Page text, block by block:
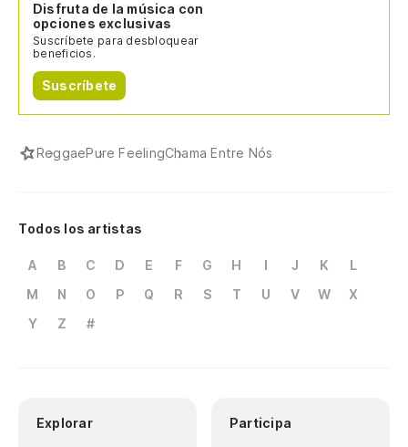
Disfruta de la música con
opciones exclusivas
Suscríbete para desbloquear
beneficios.
Suscríbete
ReggaePure FeelingChama Entre Nós
Todos los artistas
A B C D E F G H I J K
L
M
N O P Q R S T U V W
X
Y
Z #
Explorar Participa